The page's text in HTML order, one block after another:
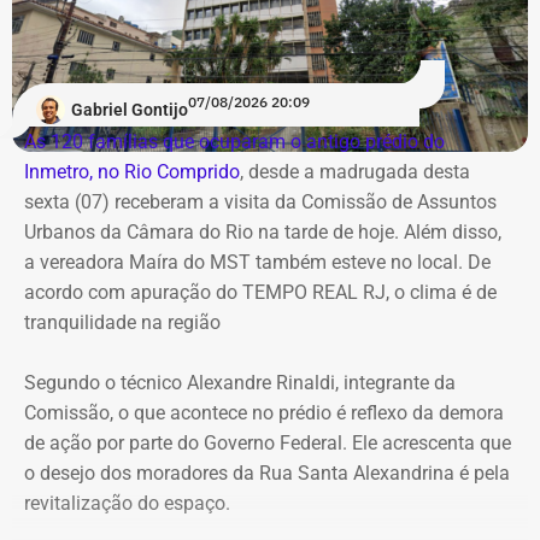
Já no domingo (9), o vento volta a ganhar força. A
previsão aponta rajadas entre 50 km/h e 70 km/h em
todo o estado do Rio. O aumento está associado à
chegada de uma nova frente fria, que avança pelo
Sudeste.
Na cidade do Rio, o domingo será mais quente, com
mínima prevista de 21°C e máxima de 36°C. A previsão
indica sol entre nuvens durante o dia, com aumento da
nebulosidade e possibilidade de pancadas de chuva à
A mudança ocorre com o afastamento da frente fria que
atuou sobre o estado e a aproximação de um novo
sistema.
Gabriel Gontijo07/08/2026 20:09
As 120 famílias que ocuparam o antigo prédio do
Inmetro, no Rio Comprido, desde a madrugada desta
sexta (07) receberam a visita da Comissão de Assuntos
Urbanos da Câmara do Rio na tarde de hoje. Além disso,
a vereadora Maíra do MST também esteve no local. De
acordo com apuração do TEMPO REAL RJ, o clima é de
tranquilidade na região
Segundo o técnico Alexandre Rinaldi, integrante da
Comissão, o que acontece no prédio é reflexo da demora
de ação por parte do Governo Federal. Ele acrescenta que
o desejo dos moradores da Rua Santa Alexandrina é pela
revitalização do espaço.